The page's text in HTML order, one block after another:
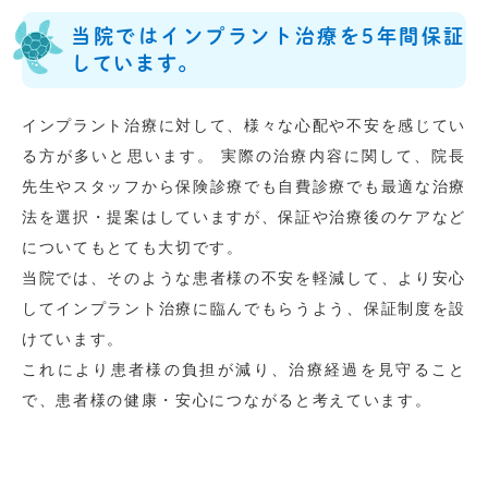
当院ではインプラント治療を5年間保証
しています。
インプラント治療に対して、様々な心配や不安を感じてい
る方が多いと思います。 実際の治療内容に関して、院長
先生やスタッフから保険診療でも自費診療でも最適な治療
法を選択・提案はしていますが、保証や治療後のケアなど
についてもとても大切です。
当院では、そのような患者様の不安を軽減して、より安心
してインプラント治療に臨んでもらうよう、保証制度を設
けています。
これにより患者様の負担が減り、治療経過を見守ること
で、患者様の健康・安心につながると考えています。